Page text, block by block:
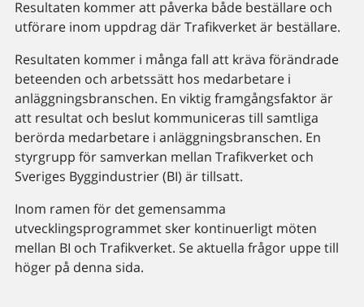
Resultaten kommer att påverka både beställare och
utförare inom uppdrag där Trafikverket är beställare.
Resultaten kommer i många fall att kräva förändrade
beteenden och arbetssätt hos medarbetare i
anläggningsbranschen. En viktig framgångsfaktor är
att resultat och beslut kommuniceras till samtliga
berörda medarbetare i anläggningsbranschen. En
styrgrupp för samverkan mellan Trafikverket och
Sveriges Byggindustrier (BI) är tillsatt.
Inom ramen för det gemensamma
utvecklingsprogrammet sker kontinuerligt möten
mellan BI och Trafikverket. Se aktuella frågor uppe till
höger på denna sida.